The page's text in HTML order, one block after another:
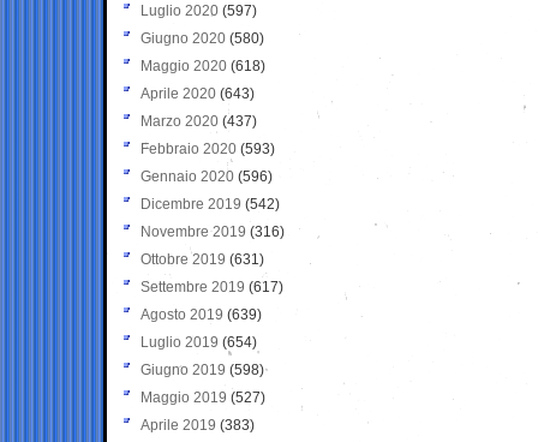
Luglio 2020 (597)
Giugno 2020 (580)
Maggio 2020 (618)
Aprile 2020 (643)
Marzo 2020 (437)
Febbraio 2020 (593)
Gennaio 2020 (596)
Dicembre 2019 (542)
Novembre 2019 (316)
Ottobre 2019 (631)
Settembre 2019 (617)
Agosto 2019 (639)
Luglio 2019 (654)
Giugno 2019 (598)
Maggio 2019 (527)
Aprile 2019 (383)